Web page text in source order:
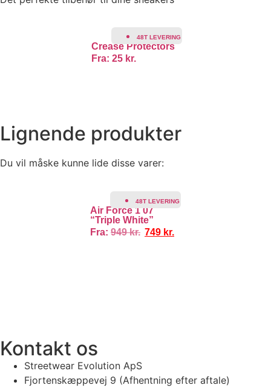
48T LEVERING
Crease Protectors
Fra: 25 kr.
Lignende produkter
Du vil måske kunne lide disse varer:
48T LEVERING
Air Force 1 07
“Triple White”
Fra: 949kr. 749 kr.
Kontakt os
Streetwear Evolution ApS
Fjortenskæppevej 9 (Afhentning efter aftale)